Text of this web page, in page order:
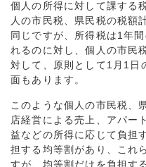
個人の所得に対して課する
人の市民税、県民税の税額
同じですが、所得税は1年
れるのに対し、個人の市民
対して、原則として1月1日
面もあります。
このような個人の市民税、
店経営による売上、アパー
益などの所得に応じて負担
担する均等割があり、これ
すが、均等割だけを負担す